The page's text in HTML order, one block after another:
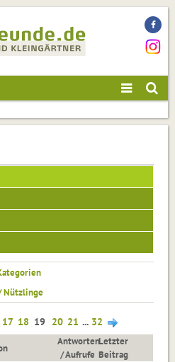
Nützlinge
17 18 19 20 21 ... 32
Antworten
/Aufrufe
Letzter
Beitrag